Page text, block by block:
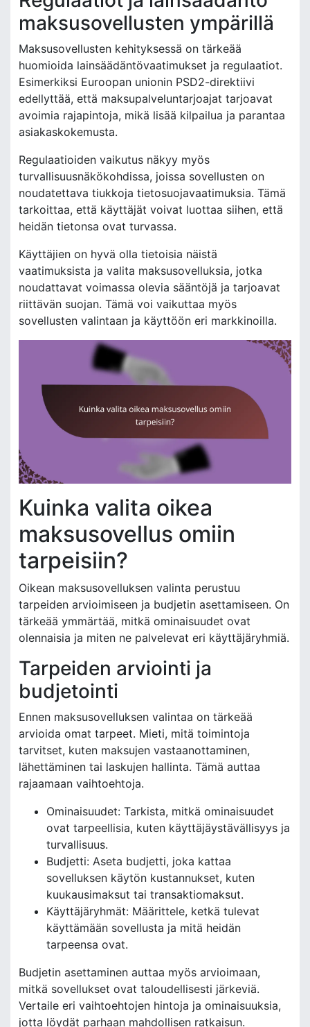
maksusovellusten ympärillä
Maksusovellusten kehityksessä on tärkeää
huomioida lainsäädäntövaatimukset ja regulaatiot.
Esimerkiksi Euroopan unionin PSD2-direktiivi
edellyttää, että maksupalveluntarjoajat tarjoavat
avoimia rajapintoja, mikä lisää kilpailua ja parantaa
asiakaskokemusta.
Regulaatioiden vaikutus näkyy myös
turvallisuusnäkökohdissa, joissa sovellusten on
noudatettava tiukkoja tietosuojavaatimuksia. Tämä
tarkoittaa, että käyttäjät voivat luottaa siihen, että
heidän tietonsa ovat turvassa.
Käyttäjien on hyvä olla tietoisia näistä
vaatimuksista ja valita maksusovelluksia, jotka
noudattavat voimassa olevia sääntöjä ja tarjoavat
riittävän suojan. Tämä voi vaikuttaa myös
sovellusten valintaan ja käyttöön eri markkinoilla.
Kuinka valita oikea
maksusovellus omiin
tarpeisiin?
Oikean maksusovelluksen valinta perustuu
tarpeiden arvioimiseen ja budjetin asettamiseen. On
tärkeää ymmärtää, mitkä ominaisuudet ovat
olennaisia ja miten ne palvelevat eri käyttäjäryhmiä.
Tarpeiden arviointi ja
budjetointi
Ennen maksusovelluksen valintaa on tärkeää
arvioida omat tarpeet. Mieti, mitä toimintoja
tarvitset, kuten maksujen vastaanottaminen,
lähettäminen tai laskujen hallinta. Tämä auttaa
rajaamaan vaihtoehtoja.
Ominaisuudet: Tarkista, mitkä ominaisuudet
ovat tarpeellisia, kuten käyttäjäystävällisyys ja
turvallisuus.
Budjetti: Aseta budjetti, joka kattaa
sovelluksen käytön kustannukset, kuten
kuukausimaksut tai transaktiomaksut.
Käyttäjäryhmät: Määrittele, ketkä tulevat
käyttämään sovellusta ja mitä heidän
tarpeensa ovat.
Budjetin asettaminen auttaa myös arvioimaan,
mitkä sovellukset ovat taloudellisesti järkeviä.
Vertaile eri vaihtoehtojen hintoja ja ominaisuuksia,
jotta löydät parhaan mahdollisen ratkaisun.